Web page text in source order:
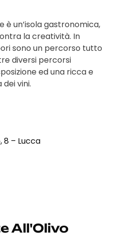
è un’isola gastronomica,
la creatività. In
sono un percorso tutto
diversi percorsi
ed una ricca e
vini.
8 – Lucca
All'Olivo